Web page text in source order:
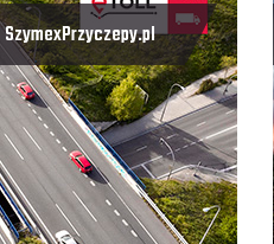
SzymexPrzyczepy.pl